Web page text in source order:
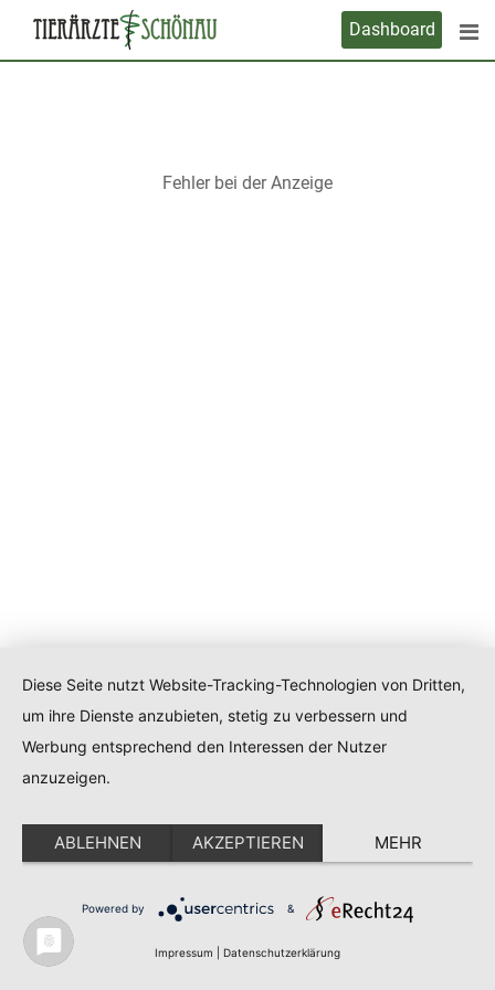
Dashboard
Fehler bei der Anzeige
Diese Seite nutzt Website-Tracking-Technologien von Dritten,
um ihre Dienste anzubieten, stetig zu verbessern und
Werbung entsprechend den Interessen der Nutzer
anzuzeigen.
ABLEHNEN AKZEPTIEREN MEHR
Powered by &
Impressum Datenschutzerklärung